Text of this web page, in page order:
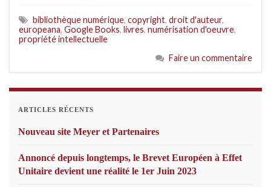
bibliothèque numérique, copyright, droit d'auteur,
europeana, Google Books, livres, numérisation d'oeuvre,
propriété intellectuelle
Faire un commentaire
ARTICLES RÉCENTS
Nouveau site Meyer et Partenaires
Annoncé depuis longtemps, le Brevet Européen à Effet
Unitaire devient une réalité le 1er Juin 2023